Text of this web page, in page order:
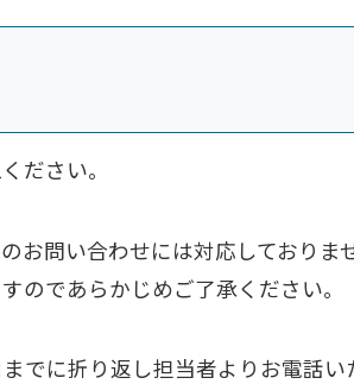
ださい。
お問い合わせには対応しておりま
のであらかじめご了承ください。
でに折り返し担当者よりお電話い